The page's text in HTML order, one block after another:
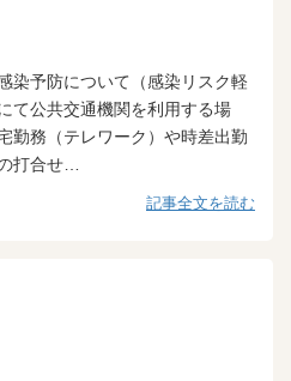
染予防について（感染リスク軽
て公共交通機関を利用する場
勤務（テレワーク）や時差出勤
打合せ…
記事全文を読む